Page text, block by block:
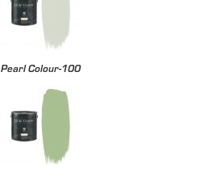
Pearl Colour-100